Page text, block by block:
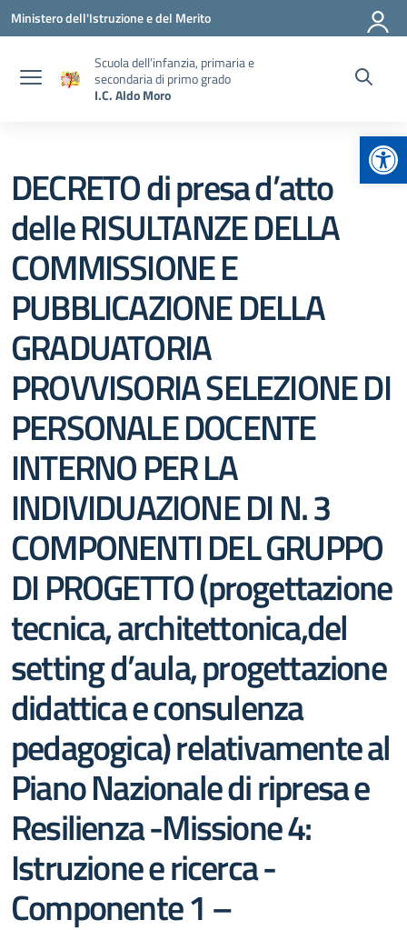
Vai ai contenuti
Vai al menu di navigazione
Vai al footer
Ministero dell'Istruzione e del Merito
Scuola dell’infanzia, primaria e
secondaria di primo grado
I.C. Aldo Moro
DECRETO di presa d’atto
delle RISULTANZE DELLA
COMMISSIONE E
PUBBLICAZIONE DELLA
GRADUATORIA
PROVVISORIA SELEZIONE DI
PERSONALE DOCENTE
INTERNO PER LA
INDIVIDUAZIONE DI N. 3
COMPONENTI DEL GRUPPO
DI PROGETTO (progettazione
tecnica, architettonica,del
setting d’aula, progettazione
didattica e consulenza
pedagogica) relativamente al
Piano Nazionale di ripresa e
Resilienza -Missione 4:
Istruzione e ricerca -
Componente 1 –